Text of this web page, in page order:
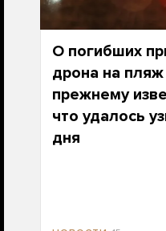
О погибших
дрона на
прежнему
что удалось
дня